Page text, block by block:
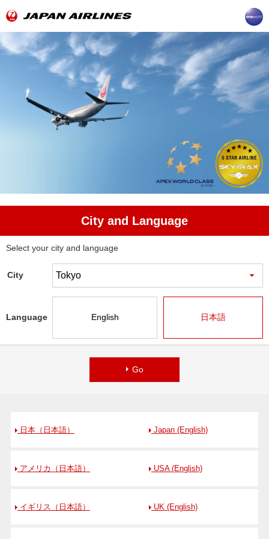
City and Language
Select your city and language
City
Language English 日本語
Go
日本（日本語） Japan (English)
アメリカ（日本語） USA (English)
イギリス（日本語） UK (English)